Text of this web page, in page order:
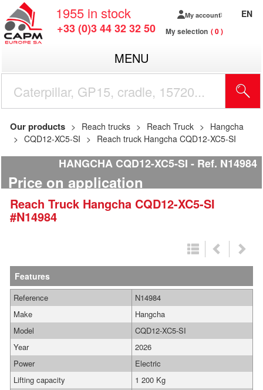
1955 in stock
+33 (0)3 44 32 32 50
My account
My selection 0
EN
MENU
Our products Reach trucks Reach Truck
Hangcha
CQD12-XC5-SI
Reach truck Hangcha CQD12-XC5-SI
HANGCHA CQD12-XC5-SI Ref. N14984
Price on application
Reach Truck Hangcha CQD12-XC5-SI
#N14984
Features
Reference
N14984
Make
Hangcha
Model
CQD12-XC5-SI
Year
2026
Power
Electric
Lifting capacity
1 200 Kg